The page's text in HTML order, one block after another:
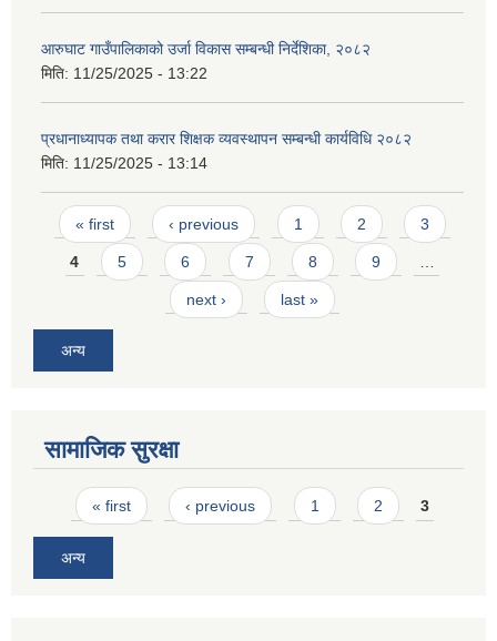
आरुघाट गाउँपालिकाको उर्जा विकास सम्बन्धी निर्देशिका, २०८२
मिति: 11/25/2025 - 13:22
प्रधानाध्यापक तथा करार शिक्षक व्यवस्थापन सम्बन्धी कार्यविधि २०८२
मिति: 11/25/2025 - 13:14
Pages
« first ‹ previous 1 2 3
4 5 6 7 8 9
next › last »
अन्य
सामाजिक सुरक्षा
Pages
« first ‹ previous 1 2 3
अन्य